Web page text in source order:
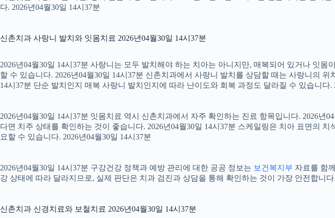
다. 2026년04월30일 14시37분
신촌치과 사랑니 발치와 잇몸치료 2026년04월30일 14시37분
2026년04월30일 14시37분 사랑니는 모두 발치해야 하는 치아는 아니지만, 매복되어 있거나 잇
할 수 있습니다. 2026년04월30일 14시37분 신촌치과에서 사랑니 발치를 상담할 때는 사랑니의
14시37분 단순 발치인지 매복 사랑니 발치인지에 따라 난이도와 회복 과정도 달라질 수 있습니다.
2026년04월30일 14시37분 잇몸치료 역시 신촌치과에서 자주 확인하는 진료 항목입니다. 2026
다면 치주 상태를 확인하는 것이 좋습니다. 2026년04월30일 14시37분 스케일링은 치아 표면의
요할 수 있습니다. 2026년04월30일 14시37분
2026년04월30일 14시37분 구강건강 정책과 예방 관리에 대한 공공 정보는 보건복지부 자료를 함
강 상태에 따라 달라지므로, 실제 판단은 치과 검진과 상담을 통해 확인하는 것이 가장 안전합니다
신촌치과 신경치료와 보철치료 2026년04월30일 14시37분